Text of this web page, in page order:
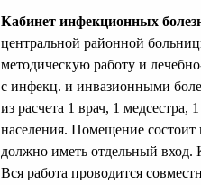
Кабинет инфекционных
центральной районной
методическую работу и
с инфекц. и инвазионными
из расчета 1 врач, 1 медсестра,
населения. Помещение состоит
должно иметь отдельный вход.
Вся работа проводится